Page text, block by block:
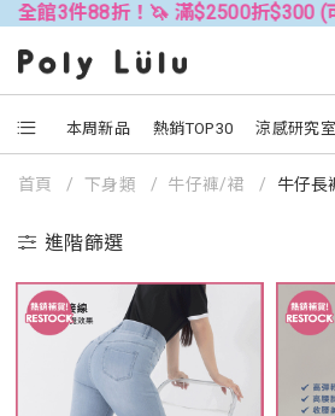
！🦄 滿$2500折$300 (可累折）
本周新品 熱銷TOP30 涼感研究室
首頁 下身類 牛仔褲/裙 牛仔長
進階篩選